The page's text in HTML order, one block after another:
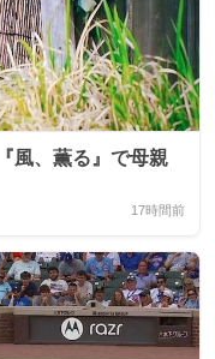
風、薫る』で母親
17時間前